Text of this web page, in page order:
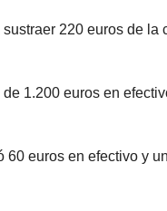
220 euros de la
1.200 euros en
60 euros en efectivo y